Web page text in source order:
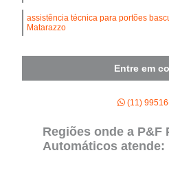
assistência técnica para portões
Matarazzo
Entre em
(11)
Regiões onde a P&F
Automáticos atende: